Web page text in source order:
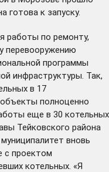
готова к запуску.
работы по ремонту,
перевооружению
программы
инфраструктуры. Так,
в 17
полноценно
еще в 30 котельных
Тейковского района
вновь
с проектом
котельных. «Я